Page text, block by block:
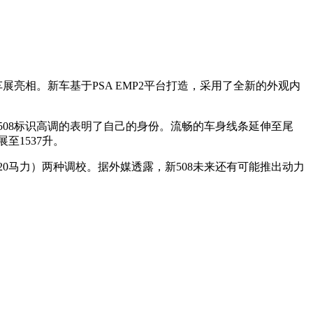
亮相。新车基于PSA EMP2平台打造，采用了全新的外观内
标识高调的表明了自己的身份。流畅的车身线条延伸至尾
1537升。
马力）两种调校。据外媒透露，新508未来还有可能推出动力